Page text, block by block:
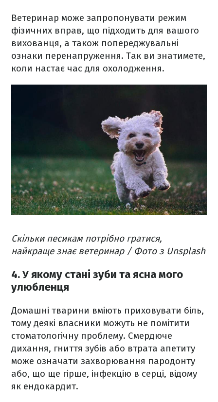
Ветеринар може запропонувати режим
фізичних вправ, що підходить для вашого
вихованця, а також попереджувальні
ознаки перенапруження. Так ви знатимете,
коли настає час для охолодження.
Скільки песикам потрібно гратися,
найкраще знає ветеринар / Фото з Unsplash
4. У якому стані зуби та ясна мого
улюбленця
Домашні тварини вміють приховувати біль,
тому деякі власники можуть не помітити
стоматологічну проблему. Смердюче
дихання, гниття зубів або втрата апетиту
може означати захворювання пародонту
або, що ще гірше, інфекцію в серці, відому
як ендокардит.